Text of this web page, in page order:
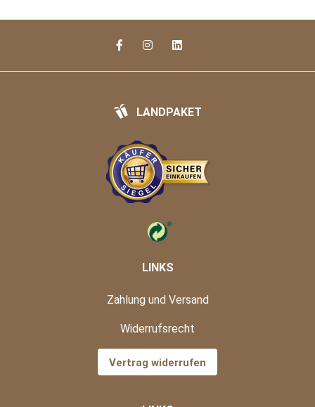
LANDPAKET
LINKS
Zahlung und Versand
Widerrufsrecht
Vertrag widerrufen